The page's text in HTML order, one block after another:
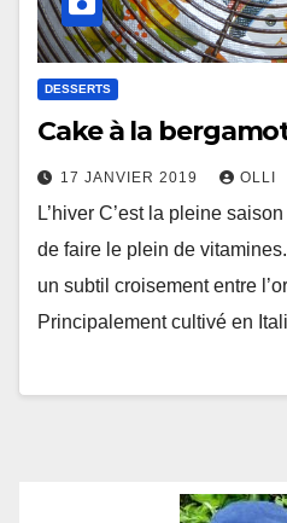
DESSERTS
Cake à la
17 JANVIER 2019 OLLI
L’hiver C’est la pleine
de faire le plein de
un subtil croisement entre
Principalement cultivé en